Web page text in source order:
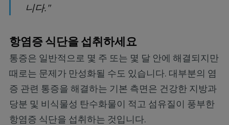
니다."
항염증 식단을 섭취하세요
통증은 일반적으로 몇 주 또는 몇 달 안에 해결되지만
때로는 문제가 만성화될 수도 있습니다. 대부분의 염
증 관련 통증을 해결하는 기본 측면은 건강한 지방과
당분 및 비식물성 탄수화물이 적고 섬유질이 풍부한
항염증 식단을 섭취하는 것입니다.